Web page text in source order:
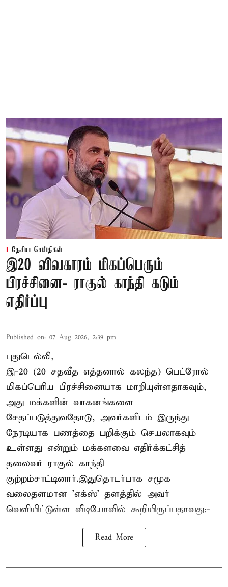
தேசிய செய்திகள்
இ20 விவகாரம் மிகப்பெரும்
பிரச்சினை- ராகுல் காந்தி கடும்
எதிர்ப்பு
Published on: 07 Aug 2026, 2:39 pm
புதுடெல்லி,
இ-20 (20 சதவீத எத்தனால் கலந்த) பெட்ரோல்
மிகப்பெரிய பிரச்சினையாக மாறியுள்ளதாகவும்,
அது மக்களின் வாகனங்களை
சேதப்படுத்துவதோடு, அவர்களிடம் இருந்து
நேரடியாக பணத்தை பறிக்கும் செயலாகவும்
உள்ளது என்றும் மக்களவை எதிர்க்கட்சித்
தலைவர் ராகுல் காந்தி
குற்றம்சாட்டினார்.இதுதொடர்பாக சமூக
வலைதளமான 'எக்ஸ்' தளத்தில் அவர்
வெளியிட்டுள்ள வீடியோவில் கூறியிருப்பதாவது:-
Read More